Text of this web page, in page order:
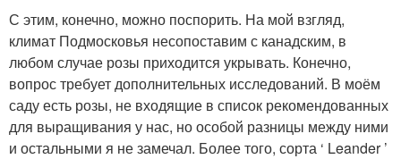
С этим, конечно, можно поспорить. На мой взгляд,
климат Подмосковья несопоставим с канадским, в
любом случае розы приходится укрывать. Конечно,
вопрос требует дополнительных исследований. В моём
саду есть розы, не входящие в список рекомендованных
для выращивания у нас, но особой разницы между ними
и остальными я не замечал. Более того, сорта ‘ Leander ’